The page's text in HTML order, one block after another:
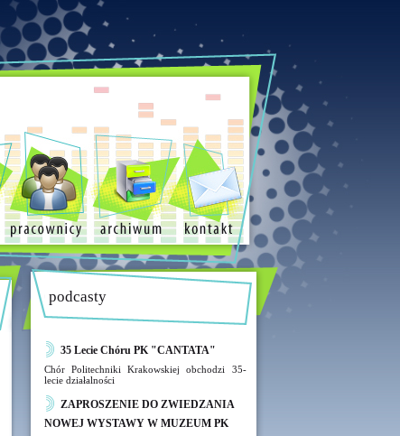
podcasty
35 Lecie Chóru PK "CANTATA"
Chór Politechniki Krakowskiej obchodzi 35-
lecie działalności
ZAPROSZENIE DO ZWIEDZANIA
NOWEJ WYSTAWY W MUZEUM PK